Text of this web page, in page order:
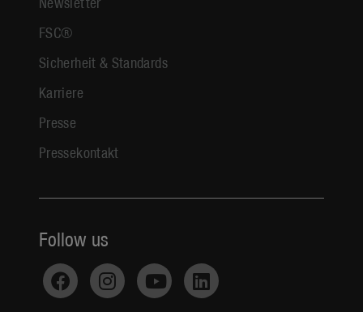
FSC®
Sicherheit & Standards
Karriere
Presse
Pressekontakt
Follow us